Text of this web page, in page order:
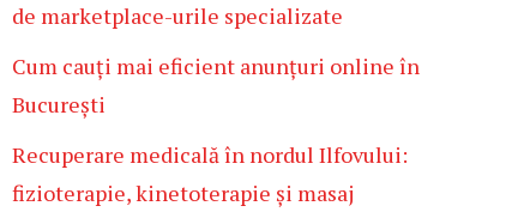
de marketplace-urile specializate
Cum cauți mai eficient anunțuri online în
București
Recuperare medicală în nordul Ilfovului:
fizioterapie, kinetoterapie și masaj